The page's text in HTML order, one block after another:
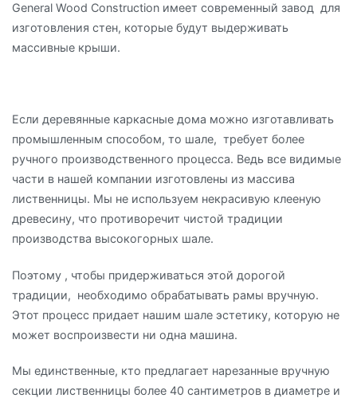
General Wood Construction имеет современный завод для
изготовления стен, которые будут выдерживать
массивные крыши.
Если деревянные каркасные дома можно изготавливать
промышленным способом, то шале, требует более
ручного производственного процесса. Ведь все видимые
части в нашей компании изготовлены из массива
лиственницы. Мы не используем некрасивую клееную
древесину, что противоречит чистой традиции
производства высокогорных шале.
Поэтому , чтобы придерживаться этой дорогой
традиции, необходимо обрабатывать рамы вручную.
Этот процесс придает нашим шале эстетику, которую не
может воспроизвести ни одна машина.
Мы единственные, кто предлагает нарезанные вручную
секции лиственницы более 40 сантиметров в диаметре и